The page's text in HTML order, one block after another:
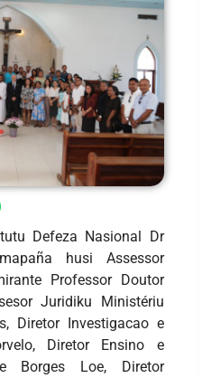
Defeza Nasional Dr
husi Assessor
Professor Doutor
Juridiku Ministériu
Diretor Investigacao e
Diretor Ensino e
Borges Loe, Diretor